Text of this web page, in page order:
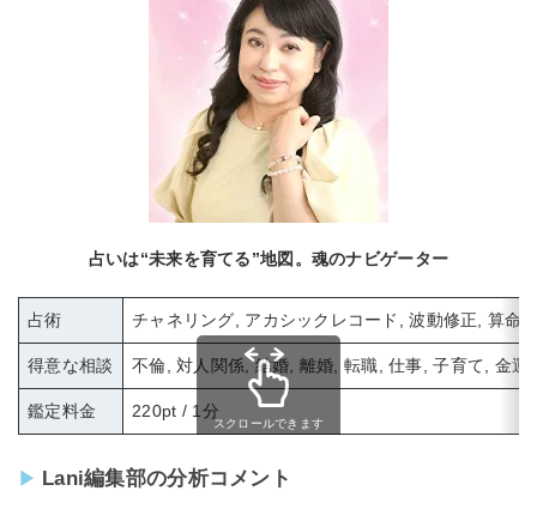
占いは“未来を育てる”地図。魂のナビゲーター
占術 チャネリング, アカシックレコード, 波動修正, 算命
得意な相談 不倫, 対人関係, 結婚, 離婚, 転職, 仕事, 子育て, 金運
鑑定料金 220pt / 1分
スクロールできます
Lani編集部の分析コメント